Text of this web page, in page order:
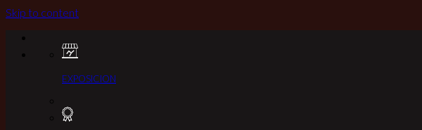
Skip to content
EXPOSICION